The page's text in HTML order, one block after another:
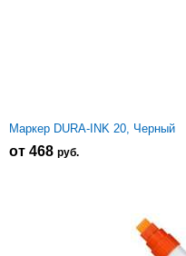
Маркер DURA-INK 20, Черный
от 468 руб.